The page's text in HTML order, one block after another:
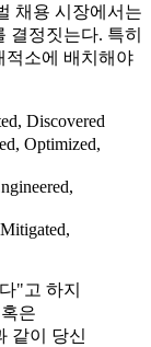
채용 시장에서는
결정짓는다. 특히
적소에 배치해야
Discovered
Optimized,
"고 하지
은
같이 당신